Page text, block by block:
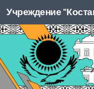
Перейти к